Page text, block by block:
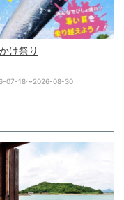
け祭り
07-18〜2026-08-30